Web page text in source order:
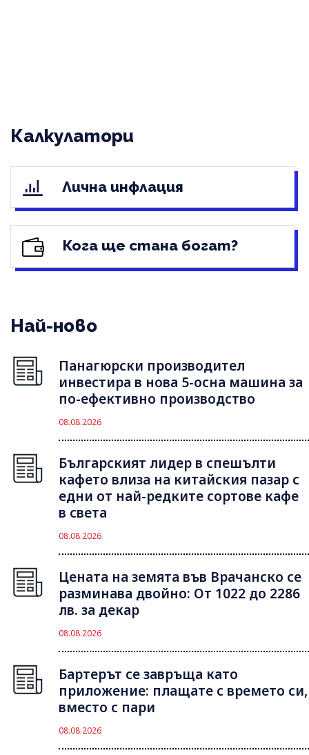
Калкулатори
Лична инфлация
Кога ще стана богат?
Най-ново
Панагюрски производител
инвестира в нова 5-осна машина за
по-ефективно производство
08.08.2026
Българският лидер в спешълти
кафето влиза на китайския пазар с
едни от най-редките сортове кафе
в света
08.08.2026
Цената на земята във Врачанско се
разминава двойно: От 1022 до 2286
лв. за декар
08.08.2026
Бартерът се завръща като
приложение: плащате с времето си,
вместо с пари
08.08.2026